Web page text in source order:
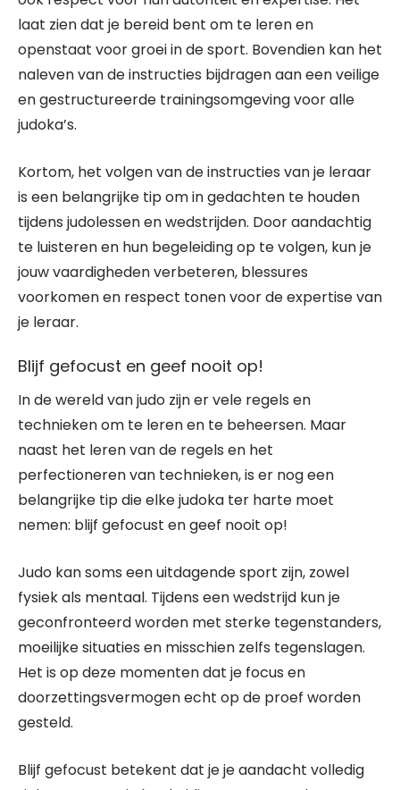
laat zien dat je bereid bent om te leren en
openstaat voor groei in de sport. Bovendien kan het
naleven van de instructies bijdragen aan een veilige
en gestructureerde trainingsomgeving voor alle
judoka’s.
Kortom, het volgen van de instructies van je leraar
is een belangrijke tip om in gedachten te houden
tijdens judolessen en wedstrijden. Door aandachtig
te luisteren en hun begeleiding op te volgen, kun je
jouw vaardigheden verbeteren, blessures
voorkomen en respect tonen voor de expertise van
je leraar.
Blijf gefocust en geef nooit op!
In de wereld van judo zijn er vele regels en
technieken om te leren en te beheersen. Maar
naast het leren van de regels en het
perfectioneren van technieken, is er nog een
belangrijke tip die elke judoka ter harte moet
nemen: blijf gefocust en geef nooit op!
Judo kan soms een uitdagende sport zijn, zowel
fysiek als mentaal. Tijdens een wedstrijd kun je
geconfronteerd worden met sterke tegenstanders,
moeilijke situaties en misschien zelfs tegenslagen.
Het is op deze momenten dat je focus en
doorzettingsvermogen echt op de proef worden
gesteld.
Blijf gefocust betekent dat je je aandacht volledig